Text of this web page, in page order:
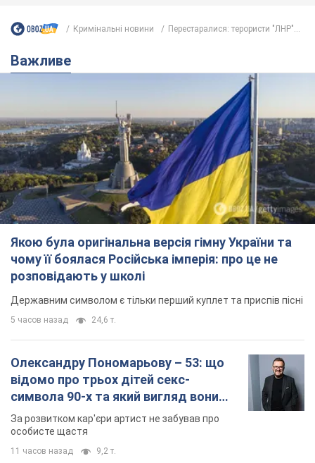
Кримінальні новини Перестаралися: терористи "ЛНР"...
Важливе
Якою була оригінальна версія гімну України та
чому її боялася Російська імперія: про це не
розповідають у школі
Державним символом є тільки перший куплет та приспів пісні
5 часов назад 24,6 т.
Олександру Пономарьову – 53: що
відомо про трьох дітей секс-
символа 90-х та який вигляд вони
мають
За розвитком кар'єри артист не забував про
особисте щастя
11 часов назад 9,2 т.